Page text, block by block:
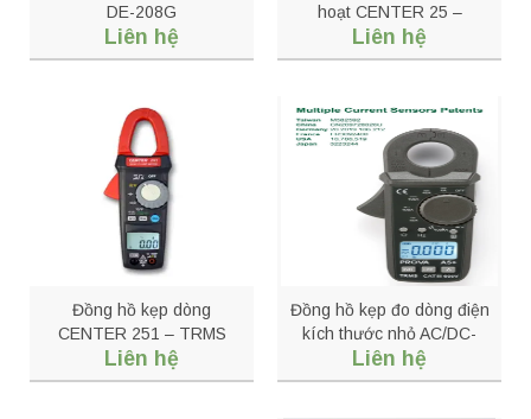
DE-208G
Liên hệ
hoạt CENTER 25 –
Flexible AC Clamp Meter
(cuộn dây 10″/18″)
Liên hệ
Đồng hồ kẹp dòng
CENTER 251 – TRMS
HVAC Clamp Meter
Liên hệ
Đồng hồ kẹp đo dòng điện
kích thước nhỏ AC/DC-
PROVA A5+
Liên hệ